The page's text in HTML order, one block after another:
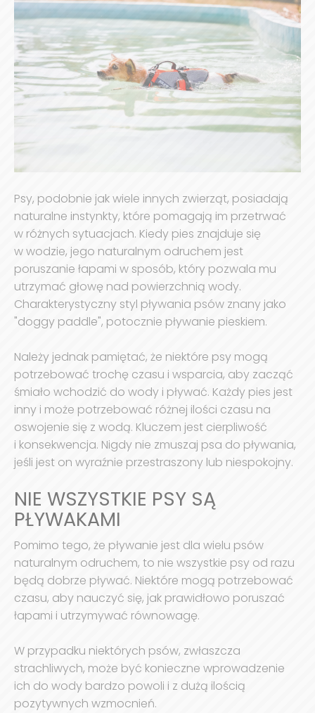
Psy, podobnie jak wiele innych zwierząt, posiadają
naturalne instynkty, które pomagają im przetrwać
w różnych sytuacjach. Kiedy pies znajduje się
w wodzie, jego naturalnym odruchem jest
poruszanie łapami w sposób, który pozwala mu
utrzymać głowę nad powierzchnią wody.
Charakterystyczny styl pływania psów znany jako
"doggy paddle", potocznie pływanie pieskiem.
Należy jednak pamiętać, że niektóre psy mogą
potrzebować trochę czasu i wsparcia, aby zacząć
śmiało wchodzić do wody i pływać. Każdy pies jest
inny i może potrzebować różnej ilości czasu na
oswojenie się z wodą. Kluczem jest cierpliwość
i konsekwencja. Nigdy nie zmuszaj psa do pływania,
jeśli jest on wyraźnie przestraszony lub niespokojny.
NIE WSZYSTKIE PSY SĄ
PŁYWAKAMI
Pomimo tego, że pływanie jest dla wielu psów
naturalnym odruchem, to nie wszystkie psy od razu
będą dobrze pływać. Niektóre mogą potrzebować
czasu, aby nauczyć się, jak prawidłowo poruszać
łapami i utrzymywać równowagę.
W przypadku niektórych psów, zwłaszcza
strachliwych, może być konieczne wprowadzenie
ich do wody bardzo powoli i z dużą ilością
pozytywnych wzmocnień.